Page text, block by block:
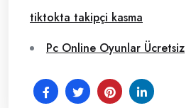
tiktokta takipçi kasma
Pc Online Oyunlar Ücretsiz